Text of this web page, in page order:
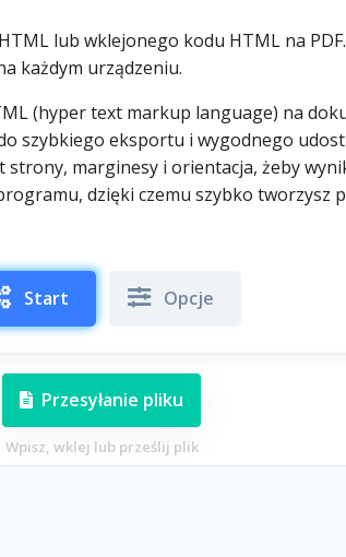
lub wklejonego kodu HTML na
każdym urządzeniu.
(hyper text markup language) na
szybkiego eksportu i wygodnego
marginesy i orientacja, żeby
dzięki czemu szybko tworzysz
Start Opcje
Przesyłanie pliku
Wpisz, wklej lub prześlij plik